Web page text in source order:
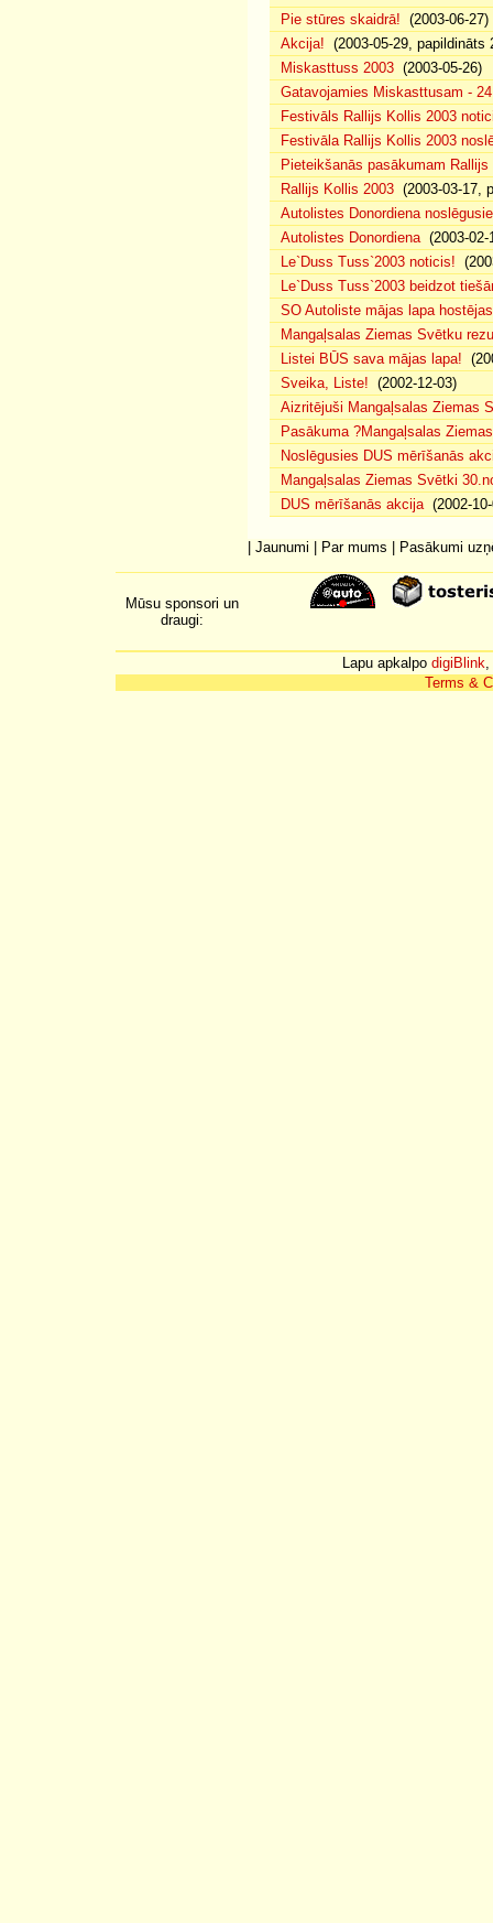
Pie stūres skaidrā! (2003-06-27)
Akcija! (2003-05-29, papildināts
Miskasttuss 2003 (2003-05-26)
Gatavojamies Miskasttusam -
Festivāls Rallijs Kollis 2003
Festivāla Rallijs Kollis 2003
Pieteikšanās pasākumam
Rallijs Kollis 2003 (2003-03-17,
Autolistes Donordiena
Autolistes Donordiena(2003-02-
Le`Duss Tuss`2003 noticis!
Le`Duss Tuss`2003 beidzot
SO Autoliste mājas lapa
Mangaļsalas Ziemas Svētku
Listei BŪS sava mājas lapa!
Sveika, Liste! (2002-12-03)
Aizritējuši Mangaļsalas Ziemas
Pasākuma ?Mangaļsalas
Noslēgusies DUS mērīšanās
Mangaļsalas Ziemas Svētki
DUS mērīšanās akcija(2002-10-
Jaunumi Par mums Pasākumi
Mūsu sponsori un
draugi:
Lapu apkalpo digiBlink,
Terms &